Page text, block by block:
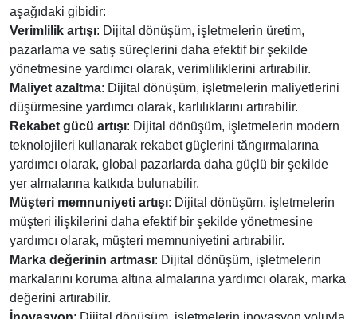
aşağıdaki gibidir:
Verimlilik artışı: Dijital dönüşüm, işletmelerin üretim,
pazarlama ve satış süreçlerini daha efektif bir şekilde
yönetmesine yardımcı olarak, verimliliklerini artırabilir.
Maliyet azaltma: Dijital dönüşüm, işletmelerin maliyetlerini
düşürmesine yardımcı olarak, karlılıklarını artırabilir.
Rekabet gücü artışı: Dijital dönüşüm, işletmelerin modern
teknolojileri kullanarak rekabet güçlerini tăngırmalarına
yardımcı olarak, global pazarlarda daha güçlü bir şekilde
yer almalarına katkıda bulunabilir.
Müşteri memnuniyeti artışı: Dijital dönüşüm, işletmelerin
müşteri ilişkilerini daha efektif bir şekilde yönetmesine
yardımcı olarak, müşteri memnuniyetini artırabilir.
Marka değerinin artması: Dijital dönüşüm, işletmelerin
markalarını koruma altına almalarına yardımcı olarak, marka
değerini artırabilir.